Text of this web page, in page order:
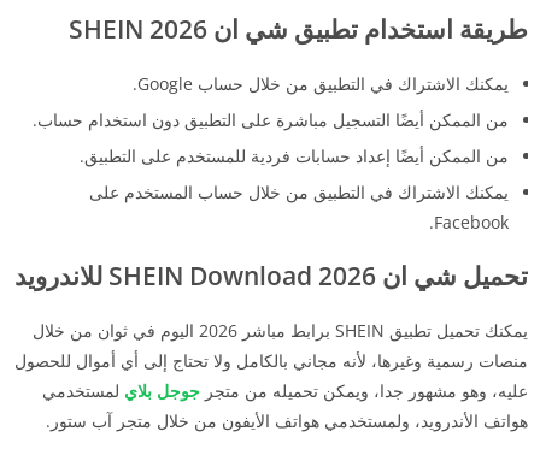
طريقة استخدام تطبيق شي ان 2026 SHEIN
يمكنك الاشتراك في التطبيق من خلال حساب Google.
من الممكن أيضًا التسجيل مباشرة على التطبيق دون استخدام حساب.
من الممكن أيضًا إعداد حسابات فردية للمستخدم على التطبيق.
يمكنك الاشتراك في التطبيق من خلال حساب المستخدم على
Facebook.
تحميل شي ان SHEIN Download 2026 للاندرويد
يمكنك تحميل تطبيق SHEIN برابط مباشر 2026 اليوم في ثوان من خلال
منصات رسمية وغيرها، لأنه مجاني بالكامل ولا تحتاج إلى أي أموال للحصول
عليه، وهو مشهور جدا، ويمكن تحميله من متجر جوجل بلاي لمستخدمي
هواتف الأندرويد، ولمستخدمي هواتف الأيفون من خلال متجر آب ستور.